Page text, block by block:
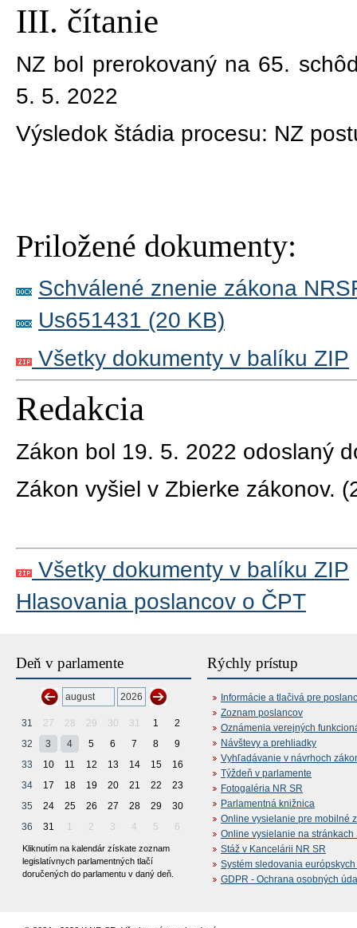
III. čítanie
NZ bol prerokovaný na 65.
5. 5. 2022
Výsledok štádia procesu: NZ
Priložené dokumenty:
Schválené znenie zákona
Us651431 (20 KB)
Všetky dokumenty v balíku ZIP
Redakcia
Zákon bol 19. 5. 2022 odoslaný
Zákon vyšiel v Zbierke zákonov.
Všetky dokumenty v balíku ZIP
Hlasovania poslancov o ČPT
Deň v parlamente
31 27 28 29 30 31 1
2
32
3 4 5 6 7 8
9
33
10 11 12 13 14 15
16
34
17 18 19 20 21 22
23
35
24 25 26 27 28 29
30
36
31 1 2 3 4 5 6
Kliknutím na kalendár získate zoznam
legislatívnych parlamentných tlačí
doručených do parlamentu v daný deň.
Rýchly prístup
Informácie a tlačivá pre
Zoznam poslancov
Oznámenia verejných
Návštevy a prehliadky
Vyhľadávanie v návrhoch
Týždeň v parlamente
Fotogaléria NR SR
Parlamentná knižnica
Online vysielanie pre mobilné
Online vysielanie na stránkach
Stáž v Kancelárii NR SR
Systém sledovania
GDPR - Ochrana osobných